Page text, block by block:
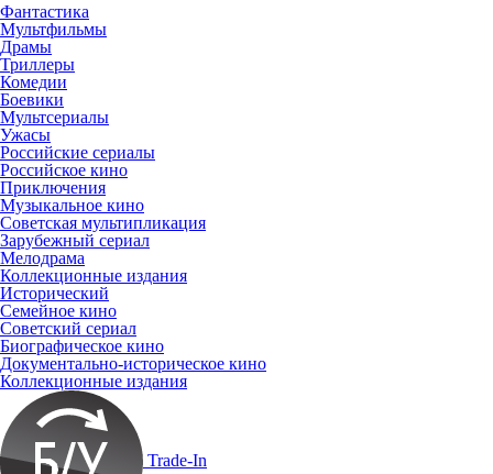
Фантастика
Мультфильмы
Драмы
Триллеры
Комедии
Боевики
Мультсериалы
Ужасы
Российские сериалы
Российское кино
Приключения
Музыкальное кино
Советская мультипликация
Зарубежный сериал
Мелодрама
Коллекционные издания
Исторический
Семейное кино
Советский сериал
Биографическое кино
Документально-историческое кино
Коллекционные издания
Trade-In